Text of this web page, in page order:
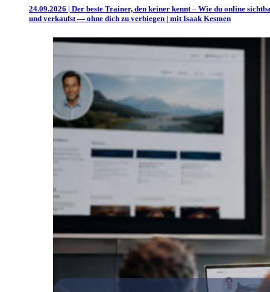
24.09.2026 | Der beste Trainer, den keiner kennt – Wie du online
und verkaufst — ohne dich zu verbiegen | mit Isaak Kesmen